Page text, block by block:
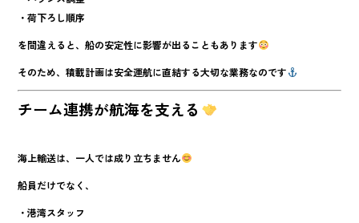
・荷下ろし順序
を間違えると、船の安定性に影響が出ることもあります
そのため、積載計画は安全運航に直結する大切な業務なのです
チーム連携が航海を支える
海上輸送は、一人では成り立ちません
船員だけでなく、
・港湾スタッフ